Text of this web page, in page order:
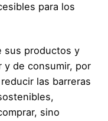
para los
sus productos y
y de consumir, por
las barreras
sino